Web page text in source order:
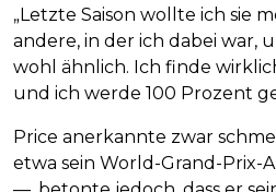
„Letzte Saison wollte ich sie
andere, in der ich dabei war,
wohl ähnlich. Ich finde
und ich werde 100 Prozent
Price anerkannte zwar
etwa sein World-Grand-Prix-